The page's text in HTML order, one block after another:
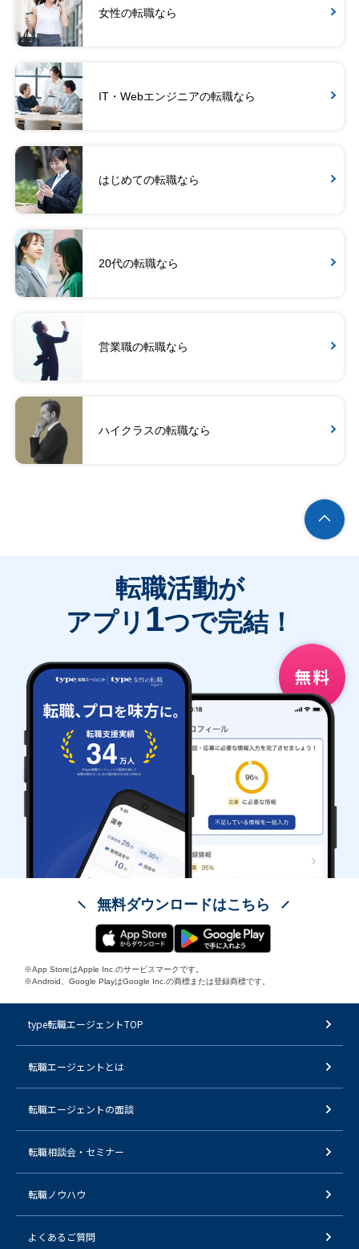
女性の転職なら
IT・Webエンジニアの転職なら
はじめての転職なら
20代の転職なら
営業職の転職なら
ハイクラスの転職なら
転職活動が
アプリ 1つで完結！
無料ダウンロードはこちら
※App StoreはApple Inc.のサービスマークです。
※Android、Google PlayはGoogle Inc.の商標または登録商標です。
type転職エージェントTOP
転職エージェントとは
転職エージェントの面談
転職相談会・セミナー
転職ノウハウ
よくあるご質問